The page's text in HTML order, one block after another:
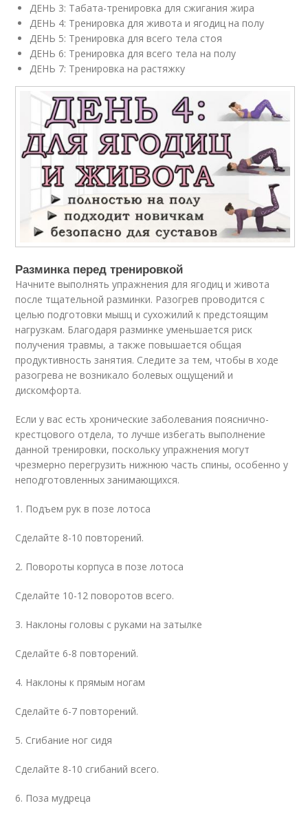
ДЕНЬ 3: Табата-тренировка для сжигания жира
ДЕНЬ 4: Тренировка для живота и ягодиц на полу
ДЕНЬ 5: Тренировка для всего тела стоя
ДЕНЬ 6: Тренировка для всего тела на полу
ДЕНЬ 7: Тренировка на растяжку
Разминка перед тренировкой
Начните выполнять упражнения для ягодиц и живота
после тщательной разминки. Разогрев проводится с
целью подготовки мышц и сухожилий к предстоящим
нагрузкам. Благодаря разминке уменьшается риск
получения травмы, а также повышается общая
продуктивность занятия. Следите за тем, чтобы в ходе
разогрева не возникало болевых ощущений и
дискомфорта.
Если у вас есть хронические заболевания пояснично-
крестцового отдела, то лучше избегать выполнение
данной тренировки, поскольку упражнения могут
чрезмерно перегрузить нижнюю часть спины, особенно у
неподготовленных занимающихся.
1. Подъем рук в позе лотоса
Сделайте 8-10 повторений.
2. Повороты корпуса в позе лотоса
Сделайте 10-12 поворотов всего.
3. Наклоны головы с руками на затылке
Сделайте 6-8 повторений.
4. Наклоны к прямым ногам
Сделайте 6-7 повторений.
5. Сгибание ног сидя
Сделайте 8-10 сгибаний всего.
6. Поза мудреца